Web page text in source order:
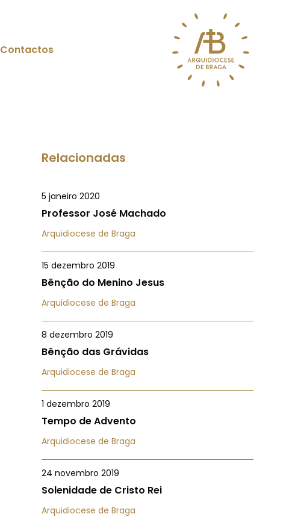
Contactos
Relacionadas
5 janeiro 2020
Professor José Machado
Arquidiocese de Braga
15 dezembro 2019
Bênção do Menino Jesus
Arquidiocese de Braga
8 dezembro 2019
Bênção das Grávidas
Arquidiocese de Braga
1 dezembro 2019
Tempo de Advento
Arquidiocese de Braga
24 novembro 2019
Solenidade de Cristo Rei
Arquidiocese de Braga